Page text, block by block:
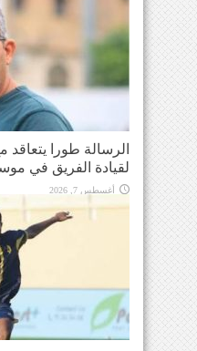
الرسالة طورا
لقيادة الفريق في موسم 2026-
أغسطس 7, 2026